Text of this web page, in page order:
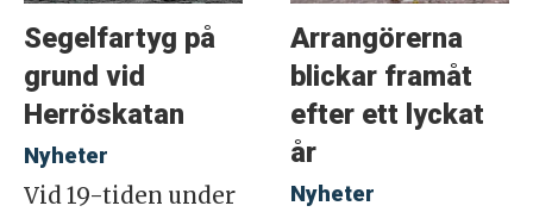
Segelfartyg på
grund vid
Herröskatan
Nyheter
Vid 19-tiden under
Arrangörerna
blickar framåt
efter ett lyckat
år
Nyheter